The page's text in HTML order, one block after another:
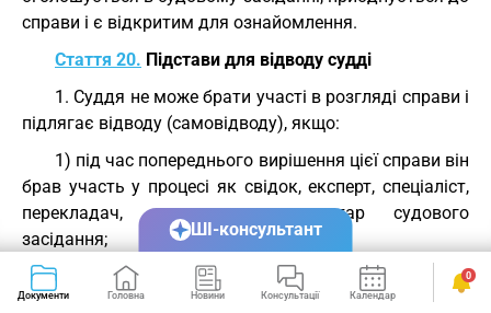
справи і є відкритим для ознайомлення.
Стаття 20. Підстави для відводу судді
1. Суддя не може брати участі в розгляді справи і
підлягає відводу (самовідводу), якщо:
1) під час попереднього вирішення цієї справи він
брав участь у процесі як свідок, експерт, спеціаліст,
перекладач, представник, секретар судового
засідання;
2) він прямо чи побічно заінтересований у
результаті розгляду справи;
Документи Головна Новини Консультації Календар Сервіси
0
ШІ-консультант